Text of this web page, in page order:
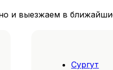
и выезжаем в
Сургут